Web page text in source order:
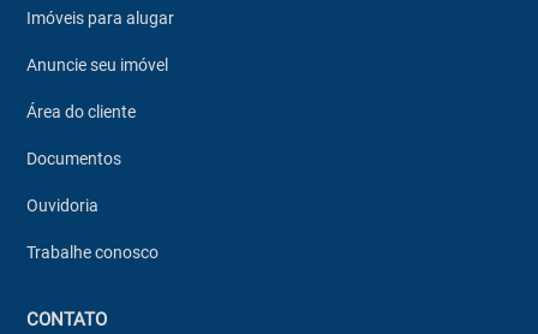
Imóveis para alugar
Anuncie seu imóvel
Área do cliente
Documentos
Ouvidoria
Trabalhe conosco
CONTATO